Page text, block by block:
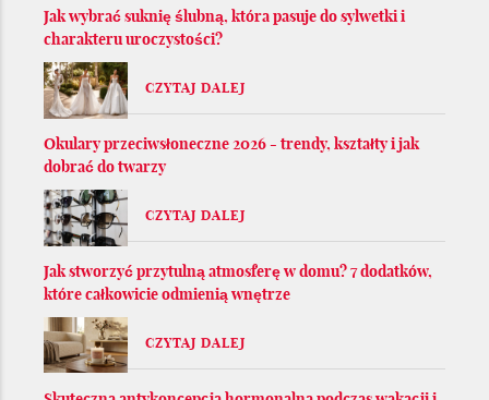
Jak wybrać suknię ślubną, która pasuje do sylwetki i
charakteru uroczystości?
CZYTAJ DALEJ
Okulary przeciwsłoneczne 2026 - trendy, kształty i jak
dobrać do twarzy
CZYTAJ DALEJ
Jak stworzyć przytulną atmosferę w domu? 7 dodatków,
które całkowicie odmienią wnętrze
CZYTAJ DALEJ